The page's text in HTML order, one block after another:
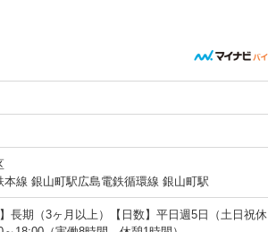
本線 銀山町駅広島電鉄循環線 銀山町駅
長期（3ヶ月以上）【日数】平日週5日（土日祝休